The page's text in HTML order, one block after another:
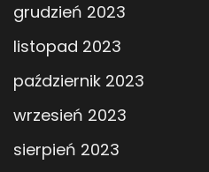
grudzień 2023
listopad 2023
październik 2023
wrzesień 2023
sierpień 2023